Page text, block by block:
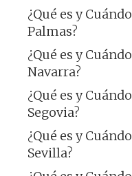
¿Qué es y
Palmas?
¿Qué es y
Navarra?
¿Qué es y
Segovia?
¿Qué es y
Sevilla?